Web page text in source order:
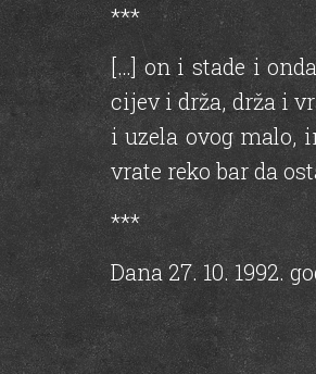
***
[…] on i stade i
cijev i drža, drža i
i uzela ovog malo,
vrate reko bar da
***
Dana 27. 10. 1992.